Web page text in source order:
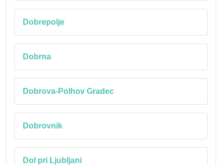
Dobrepolje
Dobrna
Dobrova-Polhov Gradec
Dobrovnik
Dol pri Ljubljani